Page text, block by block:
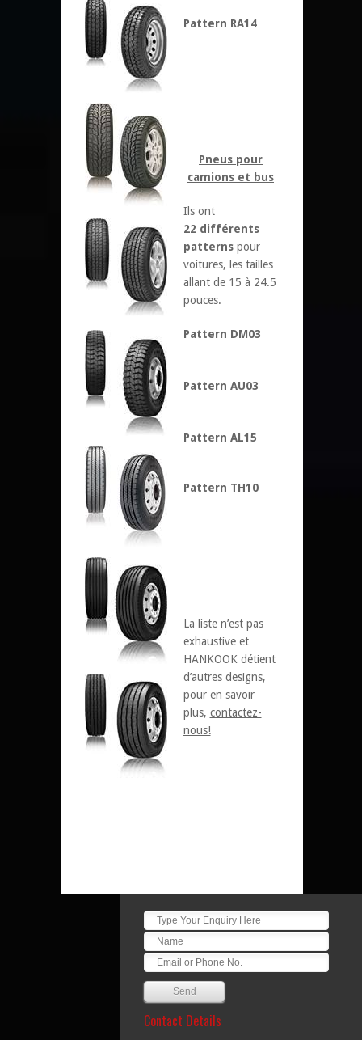
Pattern RA14
Pneus pour
camions et bus
Ils ont
22 différents
patternspour
voitures, les tailles
allant de 15 à 24.5
pouces.
Pattern DM03
Pattern AU03
Pattern AL15
Pattern TH10
La liste n’est pas
exhaustive et
HANKOOK détient
d’autres designs,
pour en savoir
plus, contactez-
nous!
Contact Details